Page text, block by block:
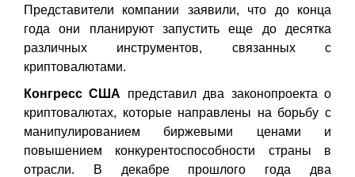
Представители компании заявили, что до конца
года они планируют запустить еще до десятка
различных инструментов, связанных с
криптовалютами.
Конгресс США представил два законопроекта о
криптовалютах, которые направлены на борьбу с
манипулированием биржевыми ценами и
повышением конкурентоспособности страны в
отрасли. В декабре прошлого года два